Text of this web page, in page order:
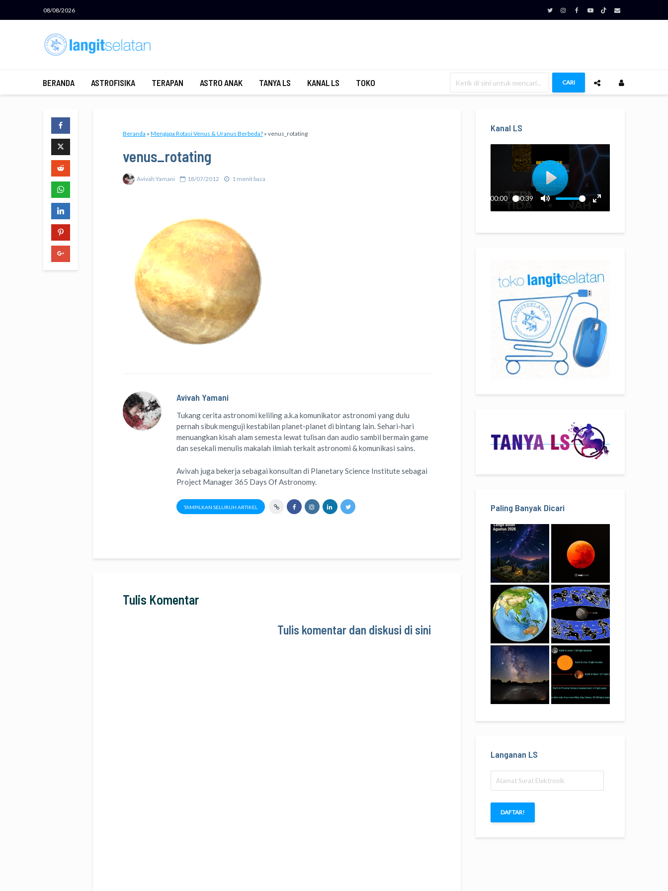
08/08/2026
BERANDA ASTROFISIKA TERAPAN ASTRO ANAK TANYA LS KANAL LS TOKO CARI
Beranda » Mengapa Rotasi Venus & Uranus Berbeda? » venus_rotating
venus_rotating
Avivah Yamani 18/07/2012 1 menit baca
Avivah Yamani
Tukang cerita astronomi kelilinga.k.akomunikator astronomi yang dulu
pernah sibuk menguji kestabilan planet-planet di bintang lain. Sehari-hari
menuangkan kisah alam semesta lewattulisandanaudio sambil bermain game
dan sesekali menulismakalah ilmiah terkait astronomi &komunikasi sains.
Avivah juga bekerja sebagai konsultan di Planetary Science Institutesebagai
Project Manager 365 Days Of Astronomy.
TAMPILKAN SELURUH ARTIKEL
Tulis Komentar
Tulis komentar dan diskusi di sini
Kanal LS
Paling Banyak Dicari
Langanan LS
Surat
Elektronik
DAFTAR!